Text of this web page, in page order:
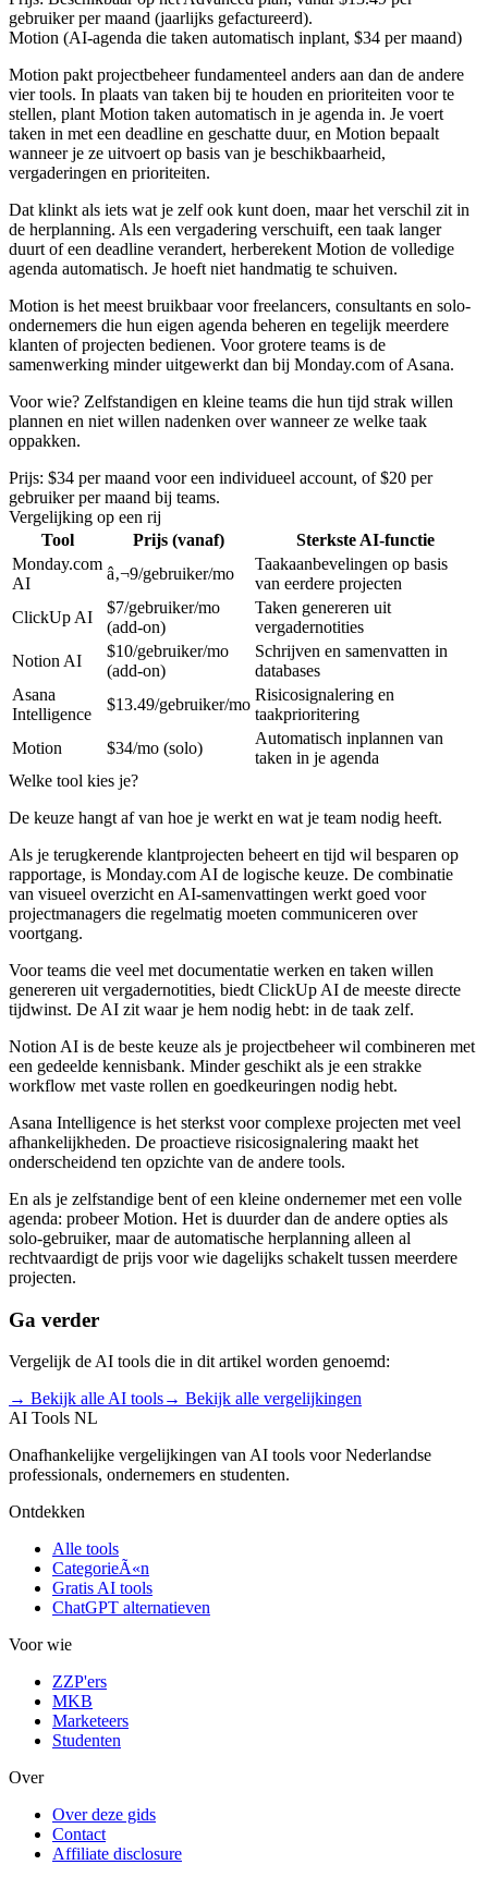
gebruiker per maand (jaarlijks gefactureerd).
Motion (AI-agenda die taken automatisch inplant, $34 per maand)
Motion pakt projectbeheer fundamenteel anders aan dan de andere
vier tools. In plaats van taken bij te houden en prioriteiten voor te
stellen, plant Motion taken automatisch in je agenda in. Je voert
taken in met een deadline en geschatte duur, en Motion bepaalt
wanneer je ze uitvoert op basis van je beschikbaarheid,
vergaderingen en prioriteiten.
Dat klinkt als iets wat je zelf ook kunt doen, maar het verschil zit in
de herplanning. Als een vergadering verschuift, een taak langer
duurt of een deadline verandert, herberekent Motion de volledige
agenda automatisch. Je hoeft niet handmatig te schuiven.
Motion is het meest bruikbaar voor freelancers, consultants en solo-
ondernemers die hun eigen agenda beheren en tegelijk meerdere
klanten of projecten bedienen. Voor grotere teams is de
samenwerking minder uitgewerkt dan bij Monday.com of Asana.
Voor wie? Zelfstandigen en kleine teams die hun tijd strak willen
plannen en niet willen nadenken over wanneer ze welke taak
oppakken.
Prijs: $34 per maand voor een individueel account, of $20 per
gebruiker per maand bij teams.
Vergelijking op een rij
Tool
Prijs (vanaf)
Sterkste AI-functie
Monday.com
AI
â‚¬9/gebruiker/mo
Taakaanbevelingen op basis
van eerdere projecten
ClickUp AI
$7/gebruiker/mo
(add-on)
Taken genereren uit
vergadernotities
Notion AI
$10/gebruiker/mo
(add-on)
Schrijven en samenvatten in
databases
Asana
Intelligence
$13.49/gebruiker/mo
Risicosignalering en
taakprioritering
Motion
$34/mo (solo)
Automatisch inplannen van
taken in je agenda
Welke tool kies je?
De keuze hangt af van hoe je werkt en wat je team nodig heeft.
Als je terugkerende klantprojecten beheert en tijd wil besparen op
rapportage, is Monday.com AI de logische keuze. De combinatie
van visueel overzicht en AI-samenvattingen werkt goed voor
projectmanagers die regelmatig moeten communiceren over
voortgang.
Voor teams die veel met documentatie werken en taken willen
genereren uit vergadernotities, biedt ClickUp AI de meeste directe
tijdwinst. De AI zit waar je hem nodig hebt: in de taak zelf.
Notion AI is de beste keuze als je projectbeheer wil combineren met
een gedeelde kennisbank. Minder geschikt als je een strakke
workflow met vaste rollen en goedkeuringen nodig hebt.
Asana Intelligence is het sterkst voor complexe projecten met veel
afhankelijkheden. De proactieve risicosignalering maakt het
onderscheidend ten opzichte van de andere tools.
En als je zelfstandige bent of een kleine ondernemer met een volle
agenda: probeerMotion. Het is duurder dan de andere opties als
solo-gebruiker, maar de automatische herplanning alleen al
rechtvaardigt de prijs voor wie dagelijks schakelt tussen meerdere
projecten.
Ga verder
Vergelijk de AI tools die in dit artikel worden genoemd:
→ Bekijk alle AI tools→ Bekijk alle vergelijkingen
AI Tools NL
Onafhankelijke vergelijkingen van AI tools voor Nederlandse
professionals, ondernemers en studenten.
Ontdekken
Alle tools
CategorieÃ«n
Gratis AI tools
ChatGPT alternatieven
Voor wie
ZZP'ers
MKB
Marketeers
Studenten
Over
Over deze gids
Contact
Affiliate disclosure